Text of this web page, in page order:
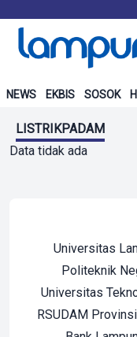
NEWS EKBIS SOSOK
LISTRIKPADAM
Data tidak ada
Universitas
Politeknik
Universitas
RSUDAM